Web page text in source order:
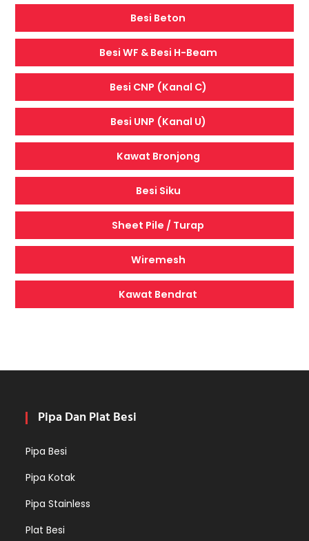
Besi Beton
Besi WF & Besi H-Beam
Besi CNP (Kanal C)
Besi UNP (Kanal U)
Kawat Bronjong
Besi Siku
Sheet Pile / Turap
Wiremesh
Kawat Bendrat
Pipa Dan Plat Besi
Pipa Besi
Pipa Kotak
Pipa Stainless
Plat Besi